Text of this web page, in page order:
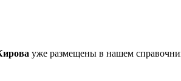
уже размещены в нашем